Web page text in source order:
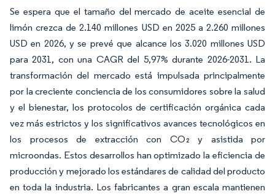
Se espera que el tamaño del mercado de aceite esencial de
limón crezca de 2.140 millones USD en 2025 a 2.260 millones
USD en 2026, y se prevé que alcance los 3.020 millones USD
para 2031, con una CAGR del 5,97% durante 2026-2031. La
transformación del mercado está impulsada principalmente
por la creciente conciencia de los consumidores sobre la salud
y el bienestar, los protocolos de certificación orgánica cada
vez más estrictos y los significativos avances tecnológicos en
los procesos de extracción con CO₂ y asistida por
microondas. Estos desarrollos han optimizado la eficiencia de
producción y mejorado los estándares de calidad del producto
en toda la industria. Los fabricantes a gran escala mantienen